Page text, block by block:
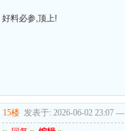
好料必参,顶上!
15楼 发表于: 2026-06-02 23:07 ---